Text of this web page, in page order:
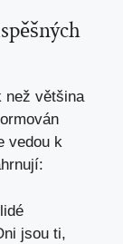
než většina
vedou k
jsou ti,